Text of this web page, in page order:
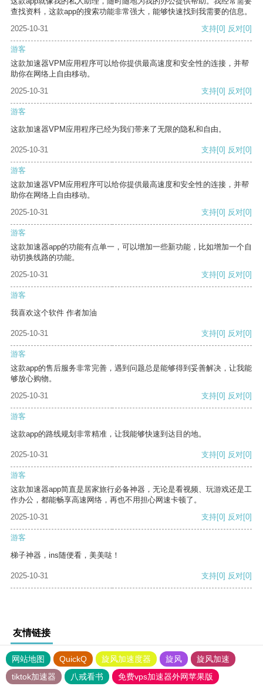
查找资料，这款app的搜索功能非常强大，能够快速找到我需要的信息。
2025-10-31
支持[0] 反对[0]
游客
这款加速器VPM应用程序可以给你提供最高速度和安全性的连接，并帮
助你在网络上自由移动。
2025-10-31
支持[0] 反对[0]
游客
这款加速器VPM应用程序已经为我们带来了无限的隐私和自由。
2025-10-31 支持[0] 反对[0]
游客
这款加速器VPM应用程序可以给你提供最高速度和安全性的连接，并帮
助你在网络上自由移动。
2025-10-31
支持[0] 反对[0]
游客
这款加速器app的功能有点单一，可以增加一些新功能，比如增加一个自
动切换线路的功能。
2025-10-31
支持[0] 反对[0]
游客
我喜欢这个软件 作者加油
2025-10-31 支持[0] 反对[0]
游客
这款app的售后服务非常完善，遇到问题总是能够得到妥善解决，让我能
够放心购物。
2025-10-31
支持[0] 反对[0]
游客
这款app的路线规划非常精准，让我能够快速到达目的地。
2025-10-31 支持[0] 反对[0]
游客
这款加速器app简直是居家旅行必备神器，无论是看视频、玩游戏还是工
作办公，都能畅享高速网络，再也不用担心网速卡顿了。
2025-10-31
支持[0] 反对[0]
游客
梯子神器，ins随便看，美美哒！
2025-10-31 支持[0] 反对[0]
友情链接
网站地图 QuickQ 旋风加速度器 旋风
旋风加速
tiktok加速器
八戒看书 免费vps加速器外网苹果版